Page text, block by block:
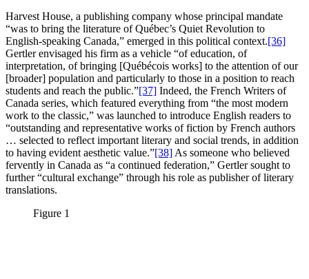
Harvest House, a publishing company whose principal mandate
“was to bring the literature of Québec’s Quiet Revolution to
English‑speaking Canada,” emerged in this political context.[36]
Gertler envisaged his firm as a vehicle “of education, of
interpretation, of bringing [Québécois works] to the attention of our
[broader] population and particularly to those in a position to reach
students and reach the public.”[37] Indeed, the French Writers of
Canada series, which featured everything from “the most modern
work to the classic,” was launched to introduce English readers to
“outstanding and representative works of fiction by French authors
… selected to reflect important literary and social trends, in addition
to having evident aesthetic value.”[38] As someone who believed
fervently in Canada as “a continued federation,” Gertler sought to
further “cultural exchange” through his role as publisher of literary
translations.
Figure 1